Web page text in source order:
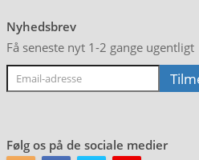
Nyhedsbrev
Få seneste nyt 1-2 gange ugentligt
Følg os på de sociale medier